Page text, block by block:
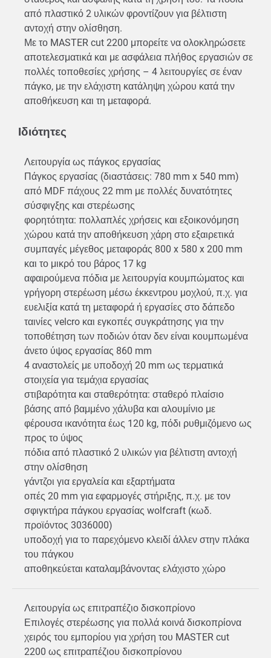
από πλαστικό 2 υλικών φροντίζουν για βέλτιστη
αντοχή στην ολίσθηση.
Με το MASTER cut 2200 μπορείτε να ολοκληρώσετε
αποτελεσματικά και με ασφάλεια πλήθος εργασιών σε
πολλές τοποθεσίες χρήσης – 4 λειτουργίες σε έναν
πάγκο, με την ελάχιστη κατάληψη χώρου κατά την
αποθήκευση και τη μεταφορά.
Ιδιότητες
Λειτουργία ως πάγκος εργασίας
Πάγκος εργασίας (διαστάσεις: 780 mm x 540 mm)
από MDF πάχους 22 mm με πολλές δυνατότητες
σύσφιγξης και στερέωσης
φορητότητα: πολλαπλές χρήσεις και εξοικονόμηση
χώρου κατά την αποθήκευση χάρη στο εξαιρετικά
συμπαγές μέγεθος μεταφοράς 800 x 580 x 200 mm
και το μικρό του βάρος 17 kg
αφαιρούμενα πόδια με λειτουργία κουμπώματος και
γρήγορη στερέωση μέσω έκκεντρου μοχλού, π.χ. για
ευελιξία κατά τη μεταφορά ή εργασίες στο δάπεδο
ταινίες velcro και εγκοπές συγκράτησης για την
τοποθέτηση των ποδιών όταν δεν είναι κουμπωμένα
άνετο ύψος εργασίας 860 mm
4 αναστολείς με υποδοχή 20 mm ως τερματικά
στοιχεία για τεμάχια εργασίας
στιβαρότητα και σταθερότητα: σταθερό πλαίσιο
βάσης από βαμμένο χάλυβα και αλουμίνιο με
φέρουσα ικανότητα έως 120 kg, πόδι ρυθμιζόμενο ως
προς το ύψος
πόδια από πλαστικό 2 υλικών για βέλτιστη αντοχή
στην ολίσθηση
γάντζοι για εργαλεία και εξαρτήματα
οπές 20 mm για εφαρμογές στήριξης, π.χ. με τον
σφιγκτήρα πάγκου εργασίας wolfcraft (κωδ.
προϊόντος 3036000)
υποδοχή για το παρεχόμενο κλειδί άλλεν στην πλάκα
του πάγκου
αποθηκεύεται καταλαμβάνοντας ελάχιστο χώρο
Λειτουργία ως επιτραπέζιο δισκοπρίονο
Επιλογές στερέωσης για πολλά κοινά δισκοπρίονα
χειρός του εμπορίου για χρήση του MASTER cut
2200 ως επιτραπέζιου δισκοπρίονου